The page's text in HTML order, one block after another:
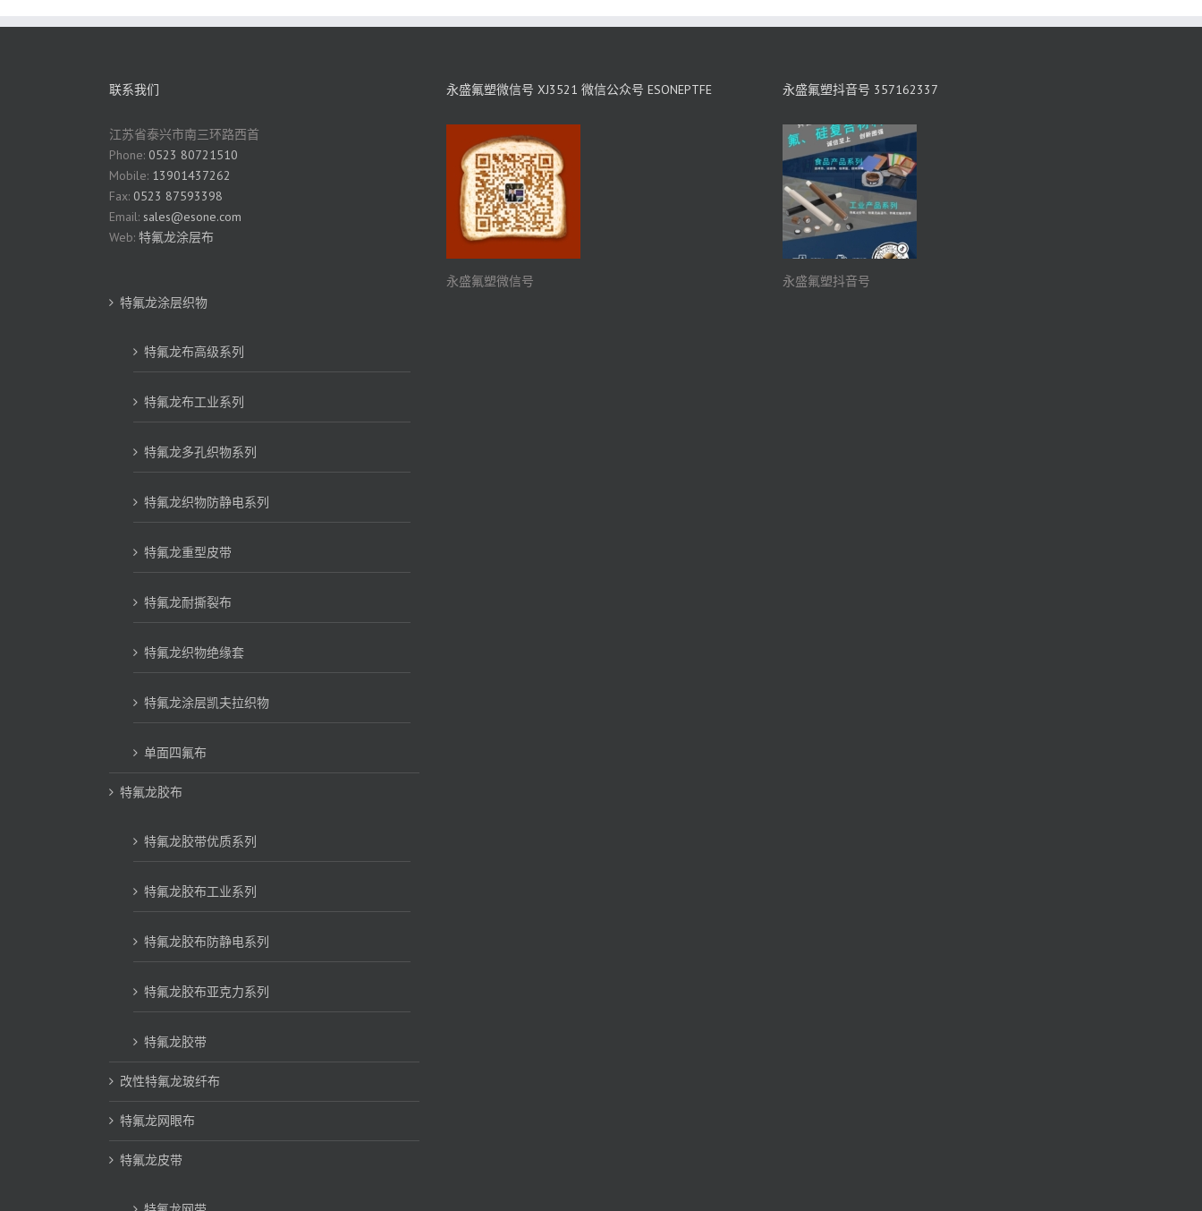
联系我们
江苏省泰兴市南三环路西首
Phone: 0523 80721510
Mobile: 13901437262
Fax: 0523 87593398
Email: sales@esone.com
Web: 特氟龙涂层布
特氟龙涂层织物
特氟龙布高级系列
特氟龙布工业系列
特氟龙多孔织物系列
特氟龙织物防静电系列
特氟龙重型皮带
特氟龙耐撕裂布
特氟龙织物绝缘套
特氟龙涂层凯夫拉织物
单面四氟布
特氟龙胶布
特氟龙胶带优质系列
特氟龙胶布工业系列
特氟龙胶布防静电系列
特氟龙胶布亚克力系列
特氟龙胶带
改性特氟龙玻纤布
特氟龙网眼布
特氟龙皮带
永盛氟塑微信号 XJ3521 微信公众号 ESONEPTFE
永盛氟塑微信号
永盛氟塑抖音号 357162337
永盛氟塑抖音号